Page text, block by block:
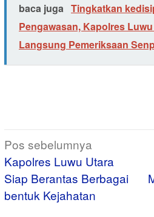
baca juga Tingkatkan
Pengawasan, Kapolres
Langsung Pemeriksaan
Navigasi
pos
Pos sebelumnya
Kapolres Luwu Utara
Siap Berantas Berbagai
bentuk Kejahatan